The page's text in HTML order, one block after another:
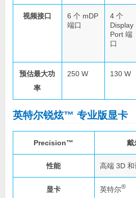
视频接口
6 个 mDP
端口
4 个
Display
Port 端
口
预估最大功
率
250 W 130 W
英特尔锐炫™ 专业版显卡
Precision™
性能 高端 3D 和
显卡 英特尔®